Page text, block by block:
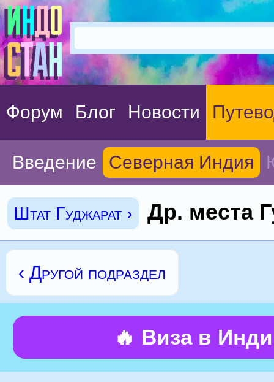
Форум Блог Новости
Введение Северная Индия
Штат Гуджарат › Др. места
‹ Другой подраздел
🔥 Виза в